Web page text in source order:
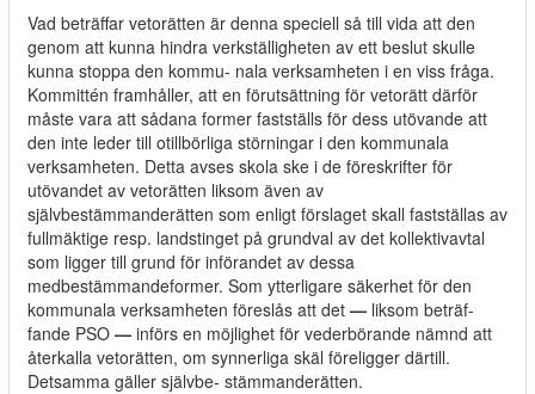
Vad beträffar vetorätten är denna speciell så till vida att den
genom att kunna hindra verkställigheten av ett beslut skulle
kunna stoppa den kommu- nala verksamheten i en viss fråga.
Kommittén framhåller, att en förutsättning för vetorätt därför
måste vara att sådana former fastställs för dess utövande att
den inte leder till otillbörliga störningar i den kommunala
verksamheten. Detta avses skola ske i de föreskrifter för
utövandet av vetorätten liksom även av
självbestämmanderätten som enligt förslaget skall fastställas av
fullmäktige resp. landstinget på grundval av det kollektivavtal
som ligger till grund för införandet av dessa
medbestämmandeformer. Som ytterligare säkerhet för den
kommunala verksamheten föreslås att det — liksom beträf-
fande PSO — införs en möjlighet för vederbörande nämnd att
återkalla vetorätten, om synnerliga skäl föreligger därtill.
Detsamma gäller självbe- stämmanderätten.